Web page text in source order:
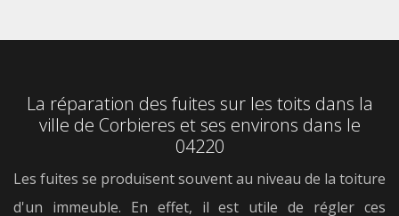
La réparation des fuites sur les toits dans la
ville de Corbieres et ses environs dans le
04220
Les fuites se produisent souvent au niveau de la toiture
d'un immeuble. En effet, il est utile de régler ces